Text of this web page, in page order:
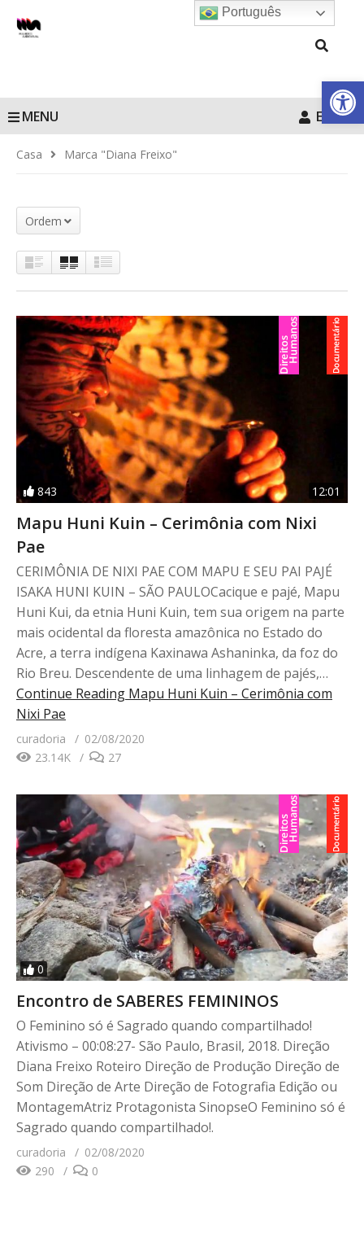
Barra de
MENU Entrar
Casa Marca "Diana Freixo"
Ordem
843 12:01
Mapu Huni Kuin – Cerimônia com Nixi
Pae
CERIMÔNIA DE NIXI PAE COM MAPU E SEU PAI PAJÉ
ISAKA HUNI KUIN – SÃO PAULOCacique e pajé, Mapu
Huni Kui, da etnia Huni Kuin, tem sua origem na parte
mais ocidental da floresta amazônica no Estado do
Acre, a terra indígena Kaxinawa Ashaninka, da foz do
Rio Breu. Descendente de uma linhagem de pajés,…
Continue Reading Mapu Huni Kuin – Cerimônia com
Nixi Pae
curadoria
02/08/2020
23.14K
27
0
Encontro de SABERES FEMININOS
O Feminino só é Sagrado quando compartilhado!
Ativismo – 00:08:27- São Paulo, Brasil, 2018. Direção
Diana Freixo Roteiro Direção de Produção Direção de
Som Direção de Arte Direção de Fotografia Edição ou
MontagemAtriz Protagonista SinopseO Feminino só é
Sagrado quando compartilhado!.
curadoria
02/08/2020
290
0
Português